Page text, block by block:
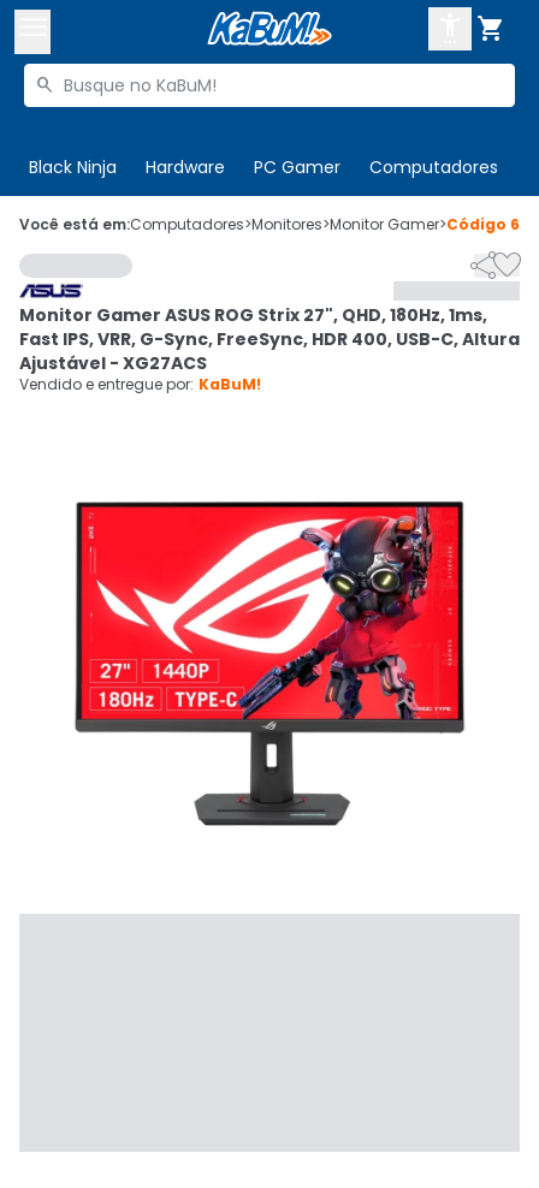

Buscar produtos

Black Ninja Hardware PC Gamer Computadores
 Olá. Acesse sua conta
 Departamentos
Cupons
Mais Vendidos
CADASTRE-SE
Você está em:Computadores>Monitores>Monitor Gamer>Código

Monitor Gamer ASUS ROG Strix 27", QHD, 180Hz, 1ms,
Fast IPS, VRR, G-Sync, FreeSync, HDR 400, USB-C, Altura
Ajustável - XG27ACS
Vendido e entregue por: KaBuM!